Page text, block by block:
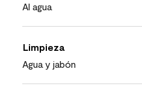
Al agua
Limpieza
Agua y jabón